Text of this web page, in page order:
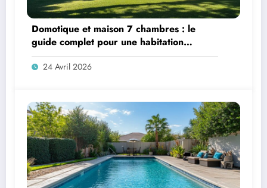
Domotique et maison 7 chambres : le
guide complet pour une habitation
connectée
24 Avril 2026